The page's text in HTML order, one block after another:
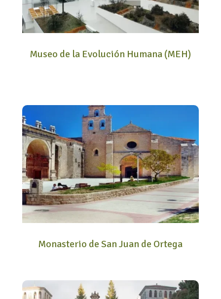
Museo de la Evolución Humana (MEH)
Monasterio de San Juan de Ortega